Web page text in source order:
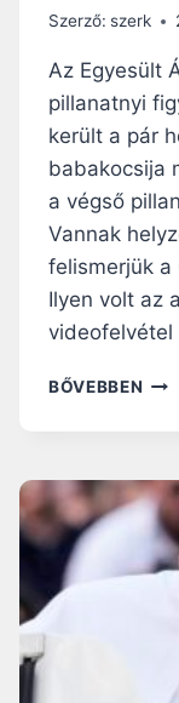
T
Ü
K
A
E
E
G
F
I
T
A
L
O
K
S
Z
Szerző: szerk
Az Egyesült
pillanatnyi
került a pár
babakocsija
a végső
Vannak
felismerjük a
Ilyen volt az
BŐVEBBEN A
M
E
T